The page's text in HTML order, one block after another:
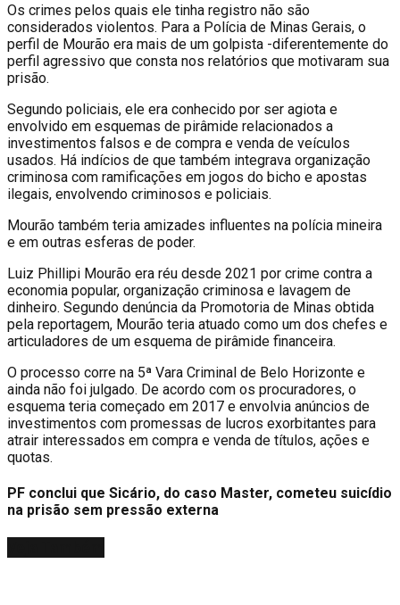
Os crimes pelos quais ele tinha registro não são
considerados violentos. Para a Polícia de Minas Gerais, o
perfil de Mourão era mais de um golpista -diferentemente do
perfil agressivo que consta nos relatórios que motivaram sua
prisão.
Segundo policiais, ele era conhecido por ser agiota e
envolvido em esquemas de pirâmide relacionados a
investimentos falsos e de compra e venda de veículos
usados. Há indícios de que também integrava organização
criminosa com ramificações em jogos do bicho e apostas
ilegais, envolvendo criminosos e policiais.
Mourão também teria amizades influentes na polícia mineira
e em outras esferas de poder.
Luiz Phillipi Mourão era réu desde 2021 por crime contra a
economia popular, organização criminosa e lavagem de
dinheiro. Segundo denúncia da Promotoria de Minas obtida
pela reportagem, Mourão teria atuado como um dos chefes e
articuladores de um esquema de pirâmide financeira.
O processo corre na 5ª Vara Criminal de Belo Horizonte e
ainda não foi julgado. De acordo com os procuradores, o
esquema teria começado em 2017 e envolvia anúncios de
investimentos com promessas de lucros exorbitantes para
atrair interessados em compra e venda de títulos, ações e
quotas.
PF conclui que Sicário, do caso Master, cometeu suicídio
na prisão sem pressão externa